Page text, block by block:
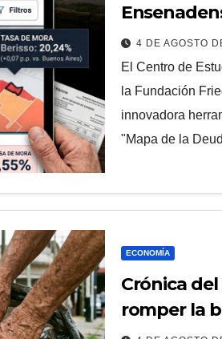
incobrables
4 DE AGOSTO
El Centro de
la Fundación
innovadora
"Mapa de la
ECONOMÍA
Crónica
romper la